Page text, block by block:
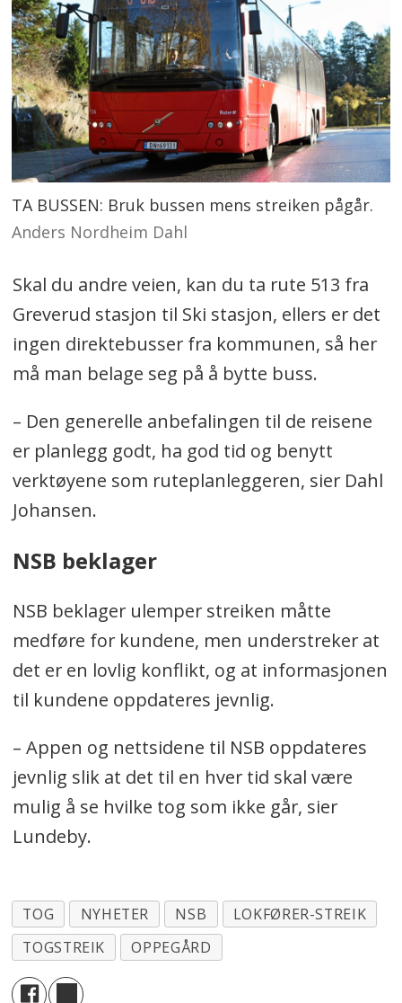
TA BUSSEN: Bruk bussen mens streiken pågår.
Anders Nordheim Dahl
Skal du andre veien, kan du ta rute 513 fra
Greverud stasjon til Ski stasjon, ellers er det
ingen direktebusser fra kommunen, så her
må man belage seg på å bytte buss.
– Den generelle anbefalingen til de reisene
er planlegg godt, ha god tid og benytt
verktøyene som ruteplanleggeren, sier Dahl
Johansen.
NSB beklager
NSB beklager ulemper streiken måtte
medføre for kundene, men understreker at
det er en lovlig konflikt, og at informasjonen
til kundene oppdateres jevnlig.
– Appen og nettsidene til NSB oppdateres
jevnlig slik at det til en hver tid skal være
mulig å se hvilke tog som ikke går, sier
Lundeby.
TOG NYHETER NSB
LOKFØRER-STREIK
TOGSTREIK
OPPEGÅRD